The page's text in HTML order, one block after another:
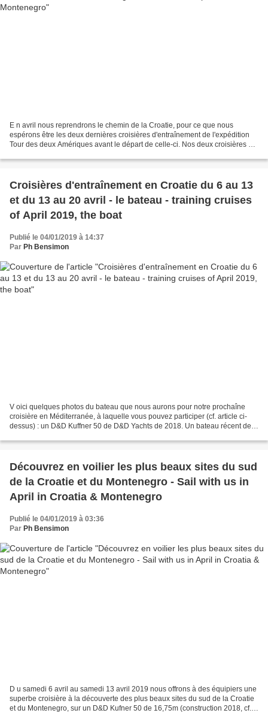
E n avril nous reprendrons le chemin de la Croatie, pour ce que nous
espérons être les deux dernières croisières d'entraînement de l'expédition
Tour des deux Amériques avant le départ de celle-ci. Nos deux croisières de
Croisières d'entraînement en Croatie du 6 au 13
et du 13 au 20 avril - le bateau - training cruises
of April 2019, the boat
Publié le 04/01/2019 à 14:37
Par Ph Bensimon
V oici quelques photos du bateau que nous aurons pour notre prochaîne
croisière en Méditerranée, à laquelle vous pouvez participer (cf. article ci-
dessus) : un D&D Kuffner 50 de D&D Yachts de 2018. Un bateau récent de
Découvrez en voilier les plus beaux sites du sud
de la Croatie et du Montenegro - Sail with us in
April in Croatia & Montenegro
Publié le 04/01/2019 à 03:36
Par Ph Bensimon
D u samedi 6 avril au samedi 13 avril 2019 nous offrons à des équipiers une
superbe croisière à la découverte des plus beaux sites du sud de la Croatie
et du Montenegro, sur un D&D Kufner 50 de 16,75m (construction 2018, cf.